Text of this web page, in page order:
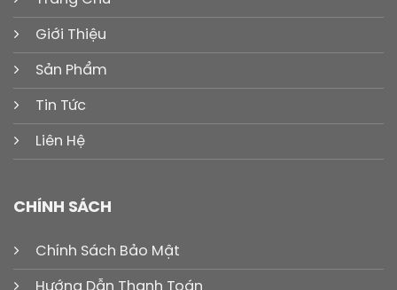
Giới Thiệu
Sản Phẩm
Tin Tức
Liên Hệ
CHÍNH SÁCH
Chính Sách Bảo Mật
Hướng Dẫn Thanh Toán